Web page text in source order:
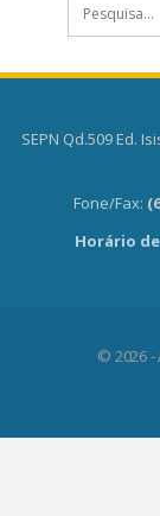
SEPN Qd.509 Ed.
Fone/Fax:
Horário
© 2026 -